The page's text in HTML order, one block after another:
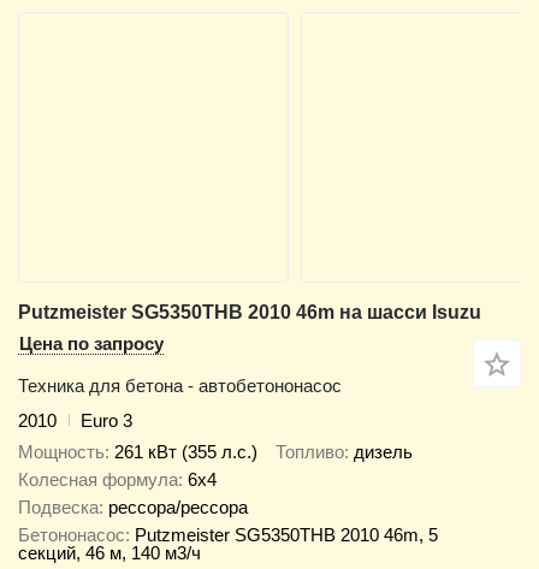
Putzmeister SG5350THB 2010 46m на шасси Isuzu
Цена по запросу
Техника для бетона - автобетононасос
2010
Euro 3
Мощность 261 кВт (355 л.с.) Топливо дизель
Колесная формула 6x4
Подвеска рессора/рессора
Бетононасос Putzmeister SG5350THB 2010 46m, 5
секций, 46 м, 140 м3/ч